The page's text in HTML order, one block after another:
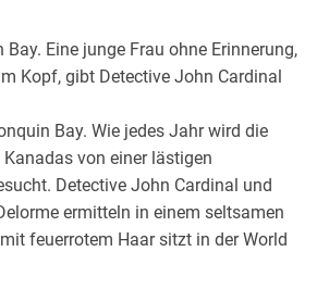
Eine junge Frau ohne Erinnerung,
Kopf, gibt Detective John Cardinal
Bay. Wie jedes Jahr wird die
von einer lästigen
Detective John Cardinal und
ermitteln in einem seltsamen
feuerrotem Haar sitzt in der World